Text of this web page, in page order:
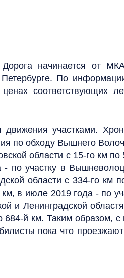
начинается от
По
соответствующих
участками.
по обходу Вышнего
области с 15-го км
участку в
области с 334-го км
в июле 2019 года - по
и Ленинградской
й км. Таким образом,
пока что